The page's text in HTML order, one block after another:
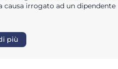
causa irrogato ad un dipendente
più